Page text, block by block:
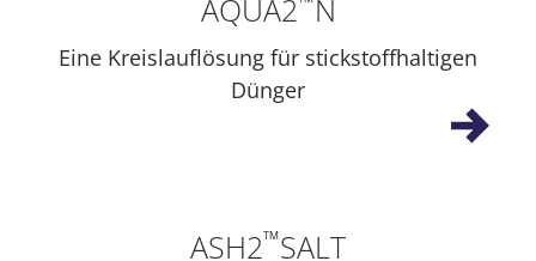
AQUA2 N
Eine Kreislauflösung für stickstoffhaltigen
Dünger
ASH2™SALT